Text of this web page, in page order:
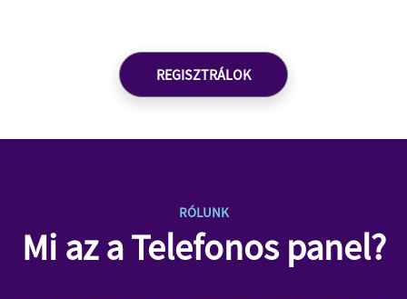
REGISZTRÁLOK
RÓLUNK
Mi az a Telefonos panel?